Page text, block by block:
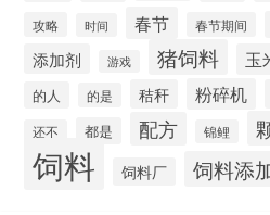
攻略 时间 春节 春节期间
添加剂 游戏 猪饲料 玉
的人 的是 秸秆 粉碎机
还不 都是 配方 锦鲤
饲料 饲料厂 饲料添